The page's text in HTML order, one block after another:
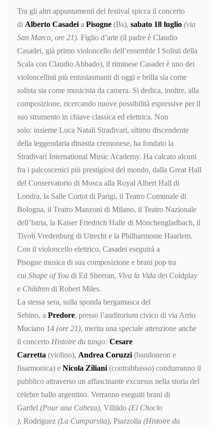
Tra gli altri appuntamenti del festival spicca il concerto
di Alberto Casadei a Pisogne (Bs), sabato 18 luglio (via
San Marco, ore 21). Figlio d’arte (il padre è Claudio
Casadei, già primo violoncello dell’ensemble I Solisti della
Scala con Claudio Abbado), il riminese Casadei è uno dei
violoncellisti più entusiasmanti di oggi e brilla sia come
solista sia come musicista da camera. Si dedica, inoltre, alla
composizione, ricercando nuove possibilità espressive per il
suo strumento in chiave classica ed elettrica. Non
solo: insieme Luca Natali Stradivari, ultimo discendente
della leggendaria dinastia cremonese, ha fondato la
Stradivari International Music Academy. Ha calcato alcuni
fra i palcoscenici più prestigiosi del mondo, dalla Great Hall
del Conservatorio di Mosca alla Royal Albert Hall di
Londra, la Salle Cortot di Parigi, il Teatro Comunale di
Bologna, il Teatro Manzoni di Milano, il Teatro Nazionale
dell’Istria, la Kaiser Friedrich Halle di Mönchengladbach, il
Tivoli Vredenburg di Utrecht e la Philharmonie Haarlem.
Con il violoncello elettrico, Casadei eseguirà a
Pisogne musica di sua composizione e brani pop tra
cui Shape of You di Ed Sheeran, Viva la Vida dei Coldplay
e Children di Robert Miles.
La stessa sera, sulla sponda bergamasca del
Sebino, a Predore, presso l’auditorium civico di via Arrio
Muciano 14 (ore 21), merita una speciale attenzione anche
il concerto Histoire du tango: Cesare
Carretta (violino), Andrea Coruzzi (bandoneon e
fisarmonica) e Nicola Ziliani (contrabbasso) condurranno il
pubblico attraverso un affascinante excursus nella storia del
celebre ballo argentino. Verranno eseguiti brani di
Gardel (Pour una Cabeza), Villildo (El Choclo
), Rodriguez (La Cumparsita), Piazzolla (Histoire du